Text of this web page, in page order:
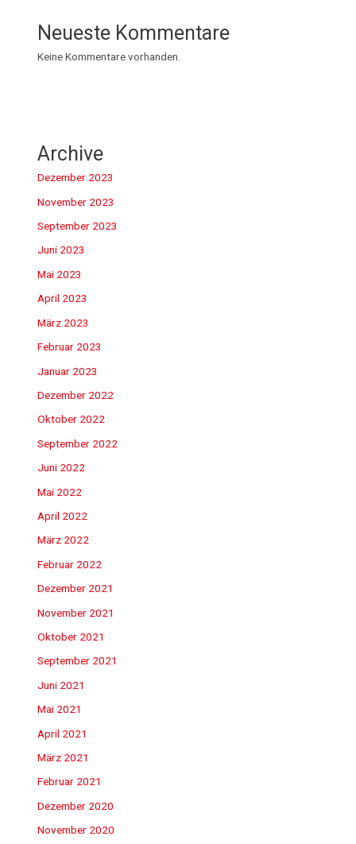
Neueste Kommentare
Keine Kommentare vorhanden.
Archive
Dezember 2023
November 2023
September 2023
Juni 2023
Mai 2023
April 2023
März 2023
Februar 2023
Januar 2023
Dezember 2022
Oktober 2022
September 2022
Juni 2022
Mai 2022
April 2022
März 2022
Februar 2022
Dezember 2021
November 2021
Oktober 2021
September 2021
Juni 2021
Mai 2021
April 2021
März 2021
Februar 2021
Dezember 2020
November 2020